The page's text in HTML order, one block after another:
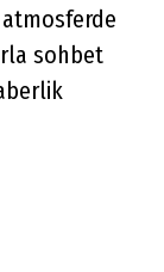
sohbet